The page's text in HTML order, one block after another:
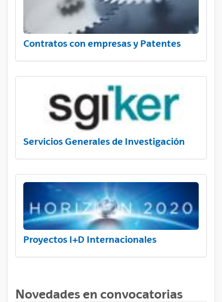
Contratos con empresas y Patentes
Servicios Generales de Investigación
Proyectos I+D Internacionales
Novedades en convocatorias